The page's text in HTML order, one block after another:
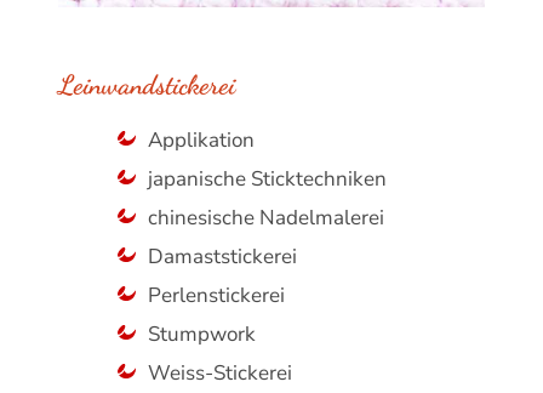
Leinwandstickerei
Applikation
japanische Sticktechniken
chinesische Nadelmalerei
Damaststickerei
Perlenstickerei
Stumpwork
Weiss-Stickerei